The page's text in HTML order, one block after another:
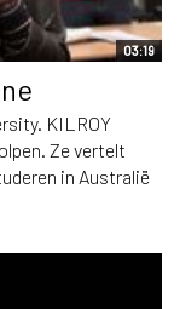
03:19
KILROY
Ze vertelt
in Australië